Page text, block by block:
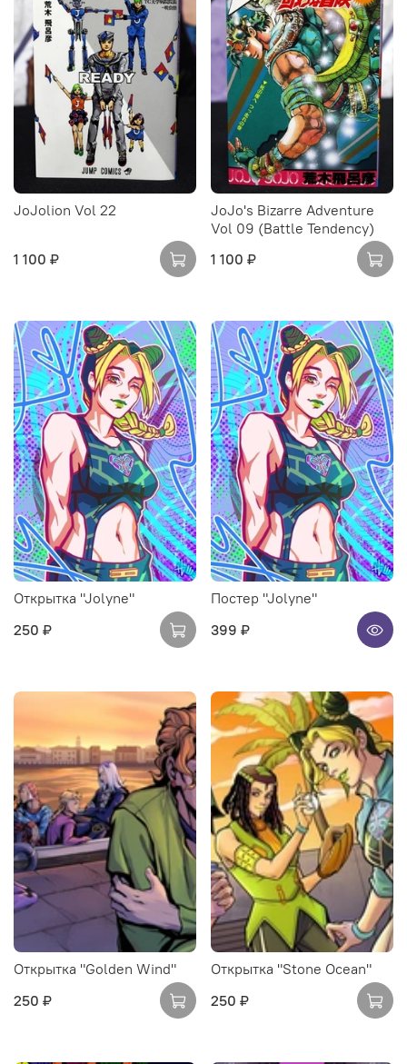
JoJolion Vol 22
1 100 ₽
JoJo's Bizarre Adventure
Vol 09 (Battle Tendency)
1 100 ₽
Открытка "Jolyne"
250 ₽
Постер "Jolyne"
399 ₽
Открытка "Golden Wind"
250 ₽
Открытка "Stone Ocean"
250 ₽